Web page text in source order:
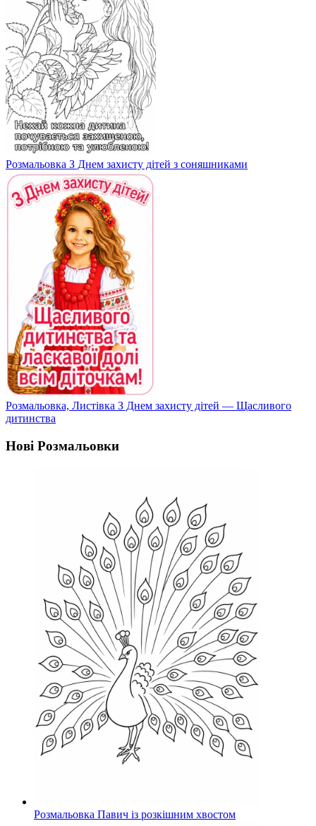
Розмальовка З Днем захисту дітей з соняшниками
Розмальовка, Листівка З Днем захисту дітей — Щасливого
дитинства
Нові Розмальовки
Розмальовка Павич із розкішним хвостом